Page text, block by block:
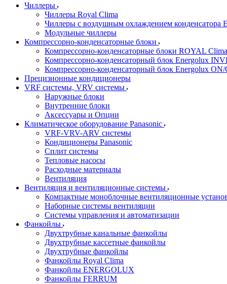
Чиллеры
Чиллеры Royal Clima
Чиллеры с воздушным охлаждением конденсатора
Модульные чиллеры
Компрессорно-конденсаторные блоки
Компрессорно-конденсаторные блоки ROYAL Clima
Компрессорно-конденсаторный блок Energolux
Компрессорно-конденсаторный блок Energolux ON/
Прецизионные кондиционеры
VRF системы, VRV системы
Наружные блоки
Внутренние блоки
Аксессуары и Опции
Климатическое оборудование Panasonic
VRF-VRV-ARV системы
Кондиционеры Panasonic
Сплит системы
Тепловые насосы
Расходные материалы
Вентиляция
Вентиляция и вентиляционные системы
Компактные моноблочные вентиляционные
Наборные системы вентиляции
Системы управления и автоматизации
Фанкойлы
Двухтрубные канальные фанкойлы
Двухтрубные кассетные фанкойлы
Двухтрубные фанкойлы
Фанкойлы Royal Clima
Фанкойлы ENERGOLUX
Фанкойлы FERRUM